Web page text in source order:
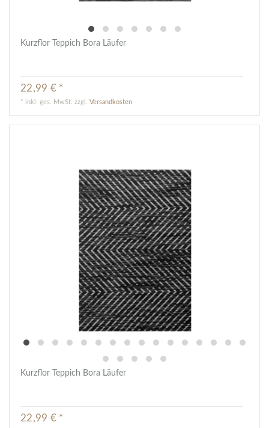
Kurzflor Teppich Bora Läufer
22,99 € *
* inkl. ges. MwSt. zzgl.Versandkosten
Kurzflor Teppich Bora Läufer
22,99 € *